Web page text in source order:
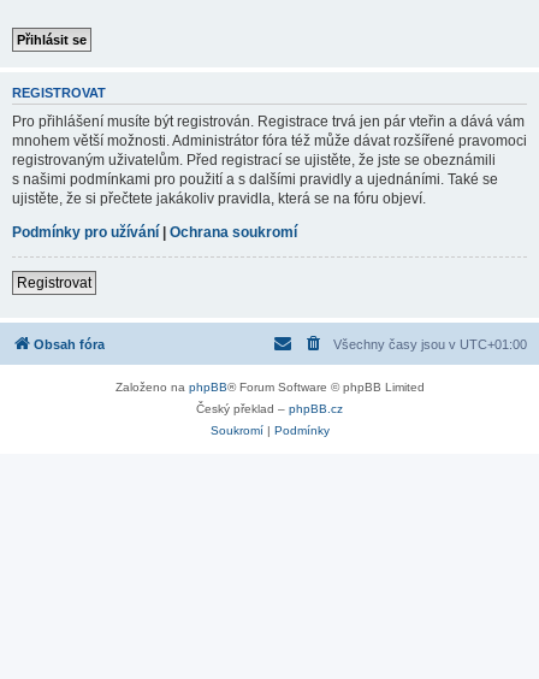
REGISTROVAT
Pro přihlášení musíte být registrován. Registrace trvá jen pár vteřin a dává vám
mnohem větší možnosti. Administrátor fóra též může dávat rozšířené pravomoci
registrovaným uživatelům. Před registrací se ujistěte, že jste se obeznámili
s našimi podmínkami pro použití a s dalšími pravidly a ujednáními. Také se
ujistěte, že si přečtete jakákoliv pravidla, která se na fóru objeví.
Podmínky pro užívání | Ochrana soukromí
Registrovat
Obsah fóra Všechny časy jsou v UTC+01:00
Založeno na phpBB® Forum Software © phpBB Limited
Český překlad – phpBB.cz
Soukromí| Podmínky